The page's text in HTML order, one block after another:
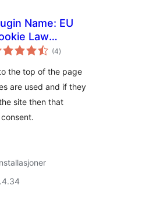
Name: EU
Law
(4totale
vurderinger
)
the top of the page
are used and if they
site then that